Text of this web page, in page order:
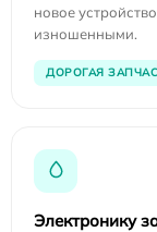
новое
изношенными.
ДОРОГАЯ
Электронику